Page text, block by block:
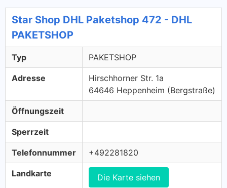
Star Shop DHL Paketshop 472 - DHL
PAKETSHOP
Typ PAKETSHOP
Adresse
Hirschhorner Str. 1a
64646 Heppenheim (Bergstraße)
Öffnungszeit
Sperrzeit
Telefonnummer +492281820
Landkarte Die Karte siehen